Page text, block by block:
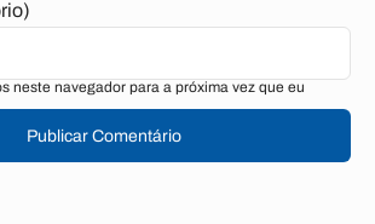
neste navegador para a próxima vez que eu
Publicar Comentário